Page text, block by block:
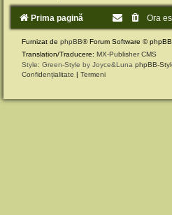
Prima pagină Ora
Furnizat de phpBB® Forum Software ©
Translation/Traducere: MX-Publisher CMS
Style: Green-Style by Joyce&Luna phpBB-
Confidențialitate | Termeni